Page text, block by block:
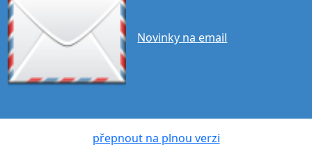
Novinky na email
přepnout na plnou verzi